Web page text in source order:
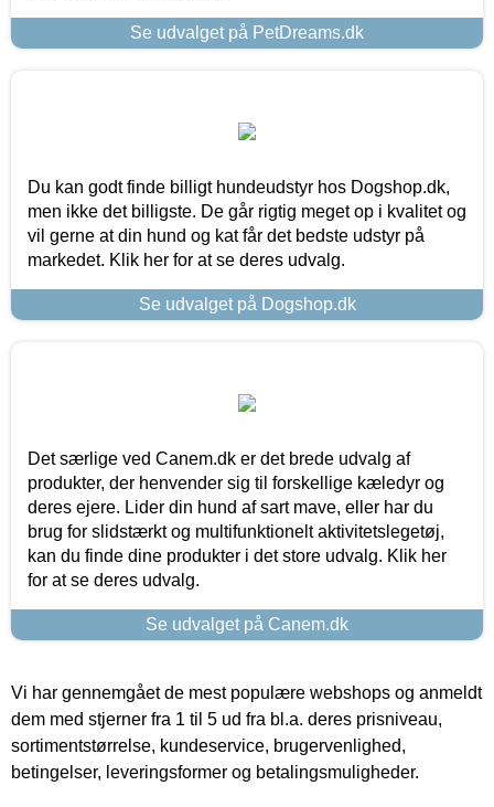
Se udvalget på PetDreams.dk
Du kan godt finde billigt hundeudstyr hos Dogshop.dk,
men ikke det billigste. De går rigtig meget op i kvalitet og
vil gerne at din hund og kat får det bedste udstyr på
markedet. Klik her for at se deres udvalg.
Se udvalget på Dogshop.dk
Det særlige ved Canem.dk er det brede udvalg af
produkter, der henvender sig til forskellige kæledyr og
deres ejere. Lider din hund af sart mave, eller har du
brug for slidstærkt og multifunktionelt aktivitetslegetøj,
kan du finde dine produkter i det store udvalg. Klik her
for at se deres udvalg.
Se udvalget på Canem.dk
Vi har gennemgået de mest populære webshops og anmeldt
dem med stjerner fra 1 til 5 ud fra bl.a. deres prisniveau,
sortimentstørrelse, kundeservice, brugervenlighed,
betingelser, leveringsformer og betalingsmuligheder.